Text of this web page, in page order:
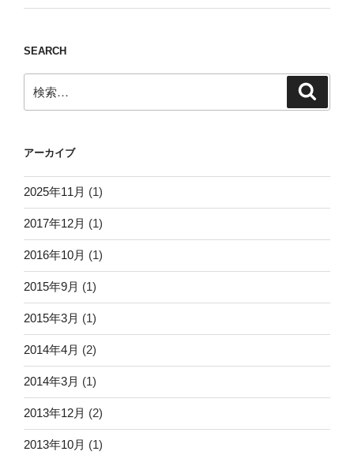
SEARCH
索:
アーカイブ
2025年11月 (1)
2017年12月 (1)
2016年10月 (1)
2015年9月 (1)
2015年3月 (1)
2014年4月 (2)
2014年3月 (1)
2013年12月 (2)
2013年10月 (1)